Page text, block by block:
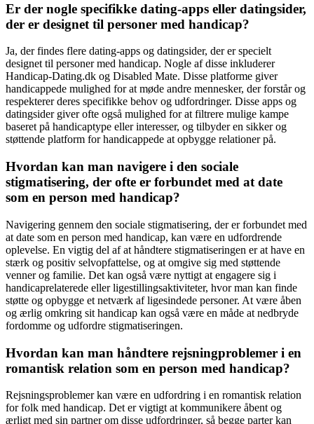
Er der nogle specifikke dating-apps eller datingsider,
der er designet til personer med handicap?
Ja, der findes flere dating-apps og datingsider, der er specielt
designet til personer med handicap. Nogle af disse inkluderer
Handicap-Dating.dk og Disabled Mate. Disse platforme giver
handicappede mulighed for at møde andre mennesker, der forstår og
respekterer deres specifikke behov og udfordringer. Disse apps og
datingsider giver ofte også mulighed for at filtrere mulige kampe
baseret på handicaptype eller interesser, og tilbyder en sikker og
støttende platform for handicappede at opbygge relationer på.
Hvordan kan man navigere i den sociale
stigmatisering, der ofte er forbundet med at date
som en person med handicap?
Navigering gennem den sociale stigmatisering, der er forbundet med
at date som en person med handicap, kan være en udfordrende
oplevelse. En vigtig del af at håndtere stigmatiseringen er at have en
stærk og positiv selvopfattelse, og at omgive sig med støttende
venner og familie. Det kan også være nyttigt at engagere sig i
handicaprelaterede eller ligestillingsaktiviteter, hvor man kan finde
støtte og opbygge et netværk af ligesindede personer. At være åben
og ærlig omkring sit handicap kan også være en måde at nedbryde
fordomme og udfordre stigmatiseringen.
Hvordan kan man håndtere rejsningproblemer i en
romantisk relation som en person med handicap?
Rejsningsproblemer kan være en udfordring i en romantisk relation
for folk med handicap. Det er vigtigt at kommunikere åbent og
ærligt med sin partner om disse udfordringer, så begge parter kan